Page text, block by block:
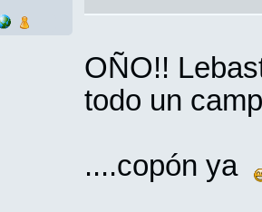
OÑO!!
todo un
....copón ya